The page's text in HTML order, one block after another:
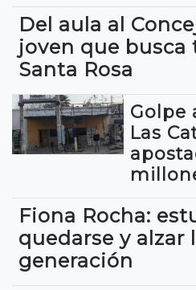
Del aula al
joven que
Santa Rosa
Golpe
Las
Fiona Rocha:
quedarse y alzar
generación